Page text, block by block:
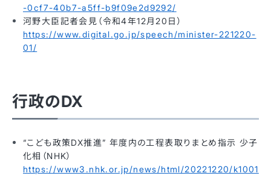
-0cf7-40b7-a5ff-b9f09e2d9292/
河野大臣記者会見（令和4年12月20日）
https://www.digital.go.jp/speech/minister-221220-
01/
行政のDX
“こども政策DX推進” 年度内の工程表取りまとめ指示 少子
化相（NHK）
https://www3.nhk.or.jp/news/html/20221220/k1001